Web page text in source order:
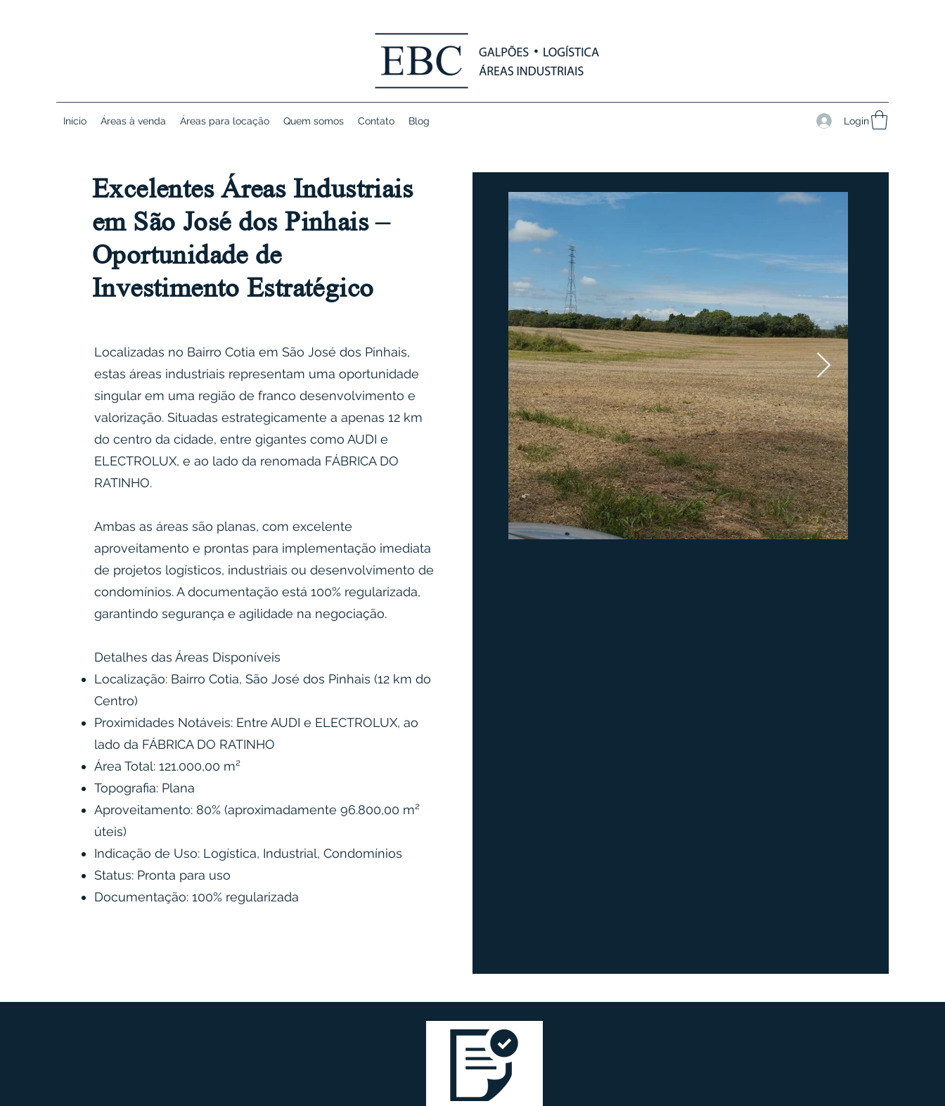
Início Áreas à venda Áreas para locação Quem somos Contato Blog Login
Excelentes Áreas Industriais
em São José dos Pinhais –
Oportunidade de
Investimento Estratégico
Localizadas no Bairro Cotia em São José dos Pinhais,
estas áreas industriais representam uma oportunidade
singular em uma região de franco desenvolvimento e
valorização. Situadas estrategicamente a apenas 12 km
do centro da cidade, entre gigantes como AUDI e
ELECTROLUX, e ao lado da renomada FÁBRICA DO
RATINHO.
Ambas as áreas são planas, com excelente
aproveitamento e prontas para implementação imediata
de projetos logísticos, industriais ou desenvolvimento de
condomínios. A documentação está 100% regularizada,
garantindo segurança e agilidade na negociação.
Detalhes das Áreas Disponíveis
Localização: Bairro Cotia, São José dos Pinhais (12 km do
Centro)
Proximidades Notáveis: Entre AUDI e ELECTROLUX, ao
lado da FÁBRICA DO RATINHO
Área Total: 121.000,00 m²
Topografia: Plana
Aproveitamento: 80% (aproximadamente 96.800,00 m²
úteis)
Indicação de Uso: Logística, Industrial, Condomínios
Status: Pronta para uso
Documentação: 100% regularizada